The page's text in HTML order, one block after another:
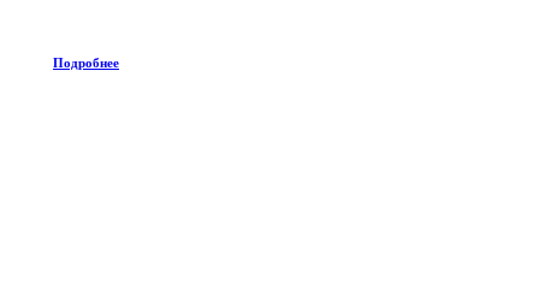
Подробнее